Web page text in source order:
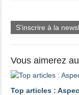
S'inscrire à la
Vous aimerez
Top articles :